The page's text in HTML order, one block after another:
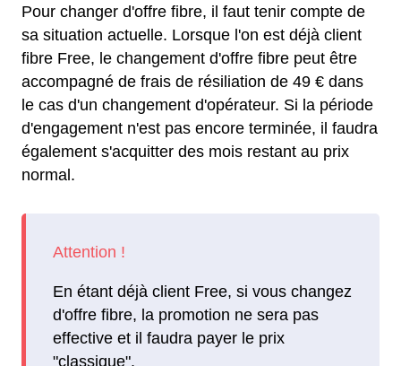
Pour changer d'offre fibre, il faut tenir compte de
sa situation actuelle. Lorsque l'on est déjà client
fibre Free, le changement d'offre fibre peut être
accompagné de frais de résiliation de 49 € dans
le cas d'un changement d'opérateur. Si la période
d'engagement n'est pas encore terminée, il faudra
également s'acquitter des mois restant au prix
normal.
En étant déjà client Free, si vous changez
d'offre fibre, la promotion ne sera pas
effective et il faudra payer le prix
"classique".